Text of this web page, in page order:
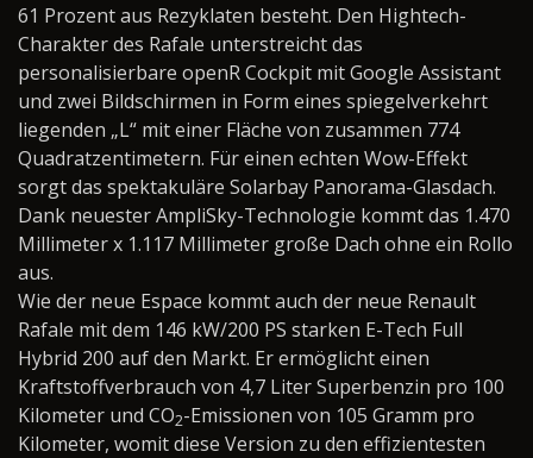
61 Prozent aus Rezyklaten besteht. Den Hightech-
Charakter des Rafale unterstreicht das
personalisierbare openR Cockpit mit Google Assistant
und zwei Bildschirmen in Form eines spiegelverkehrt
liegenden „L“ mit einer Fläche von zusammen 774
Quadratzentimetern. Für einen echten Wow-Effekt
sorgt das spektakuläre Solarbay Panorama-Glasdach.
Dank neuester AmpliSky-Technologie kommt das 1.470
Millimeter x 1.117 Millimeter große Dach ohne ein Rollo
aus.
Wie der neue Espace kommt auch der neue Renault
Rafale mit dem 146 kW/200 PS starken E-Tech Full
Hybrid 200 auf den Markt. Er ermöglicht einen
Kraftstoffverbrauch von 4,7 Liter Superbenzin pro 100
Kilometer und CO2-Emissionen von 105 Gramm pro
Kilometer, womit diese Version zu den effizientesten